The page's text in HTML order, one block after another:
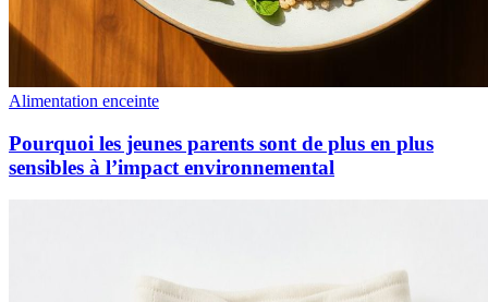
Alimentation enceinte
Pourquoi les jeunes parents sont de plus en plus
sensibles à l’impact environnemental